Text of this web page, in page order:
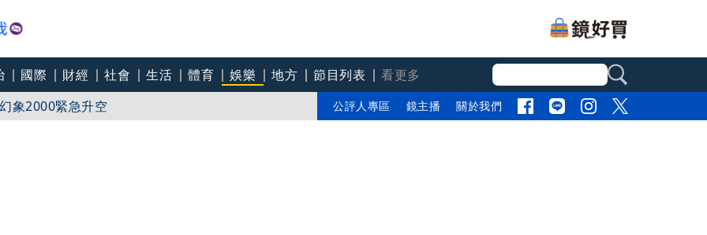
國際 財經 社會 生活 體育 娛樂 地方 節目列表 看更多
象2000緊急升空
領空1／蕭美琴赴高雄視導「城鎮韌性演習」 美 公評人專區 鏡主播 關於我們